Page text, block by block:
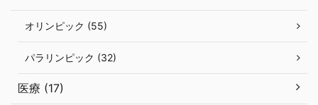
オリンピック (55)
パラリンピック (32)
医療 (17)